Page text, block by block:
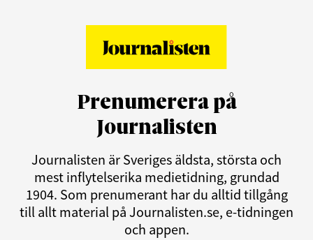
Prenumerera på
Journalisten
Journalisten är Sveriges äldsta, största och
mest inflytelserika medietidning, grundad
1904. Som prenumerant har du alltid tillgång
till allt material på Journalisten.se, e-tidningen
och appen.